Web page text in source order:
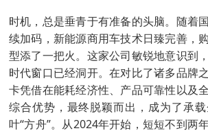
时机，总是垂青于有准备的头脑。随着
续加码，新能源商用车技术日臻完善，
型添了一把火。这家公司敏锐地意识到
时代窗口已经洞开。在对比了诸多品牌
卡凭借在能耗经济性、产品可靠性以及
综合优势，最终脱颖而出，成为了承
叶“方舟”。从2024年开始，短短不到两